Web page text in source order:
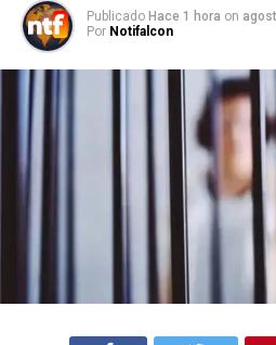
Publicado Hace 1 hora on
Por Notifalcon